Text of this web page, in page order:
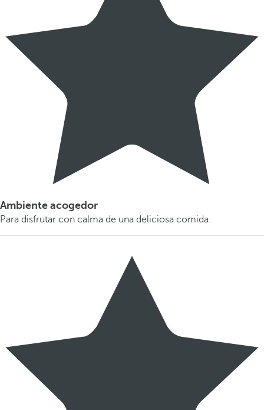
Ambiente acogedor
Para disfrutar con calma de una deliciosa comida.